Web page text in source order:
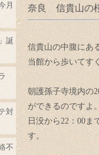
奈良 信貴山の
信貴山の中腹にあ
当館から歩いてす
朝護孫子寺境内の
ができるのですよ
日没から22：00
す。
月
誕
対
不